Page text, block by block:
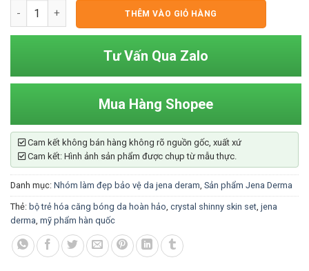
Bộ trẻ hóa căng bóng da hoàn hảo (Jena Derma crystal
THÊM VÀO GIỎ HÀNG
Tư Vấn Qua Zalo
Mua Hàng Shopee
Cam kết không bán hàng không rõ nguồn gốc, xuất xứ
Cam kết: Hình ảnh sản phẩm được chụp từ mẫu thực.
Danh mục: Nhóm làm đẹp bảo vệ da jena deram, Sản phẩm Jena Derma
Thẻ: bộ trẻ hóa căng bóng da hoàn hảo, crystal shinny skin set, jena
derma, mỹ phẩm hàn quốc